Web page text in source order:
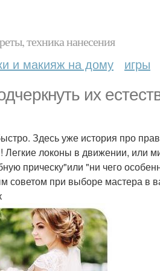
техника нанесения
и макияж на дому игры
их
Здесь уже история про
Легкие локоны в движении, или
прическу"или "ни чего
советом при выборе мастера в